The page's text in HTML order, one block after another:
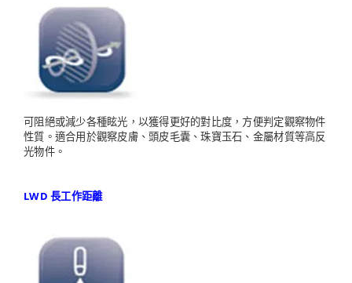
可阻絕或減少各種眩光，以獲得更好的對比度，方便判定觀察物件
性質。適合用於觀察皮膚、頭皮毛囊、珠寶玉石、金屬材質等高反
光物件。
LWD 長工作距離